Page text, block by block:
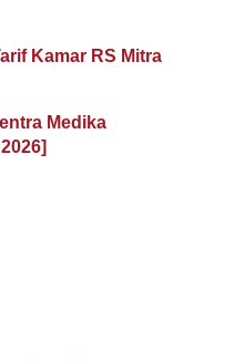
Kamar RS Mitra
Medika